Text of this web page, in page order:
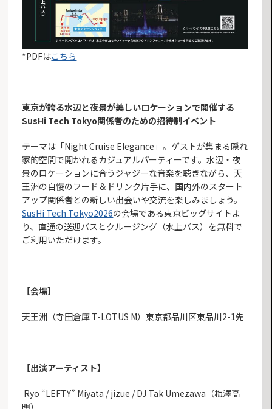
*PDFはこちら
東京が誇る水辺と夜景が美しいロケーションで開催する
SusHi Tech Tokyo関係者のための招待制イベント
テーマは「Night Cruise Elegance」。ゲストが集まる隠れ
家的空間で開かれるカジュアルパーティーです。水辺・夜
景のロケーションに合うジャジーな音楽を聴きながら、天
王洲の自慢のフード＆ドリンク片手に、国内外のスタート
アップ関係者との新しい出会いや交流を楽しみましょう。
SusHi Tech Tokyo2026の会場である東京ビッグサイトよ
り、直通の送迎バスとクルージング（水上バス）を無料で
ご利用いただけます。
【会場】
天王洲（寺田倉庫 T-LOTUS M）東京都品川区東品川2-1先
​【出演アーティスト】
​ Ryo “LEFTY” Miyata / jizue / DJ Tak Umezawa（梅澤高
明）